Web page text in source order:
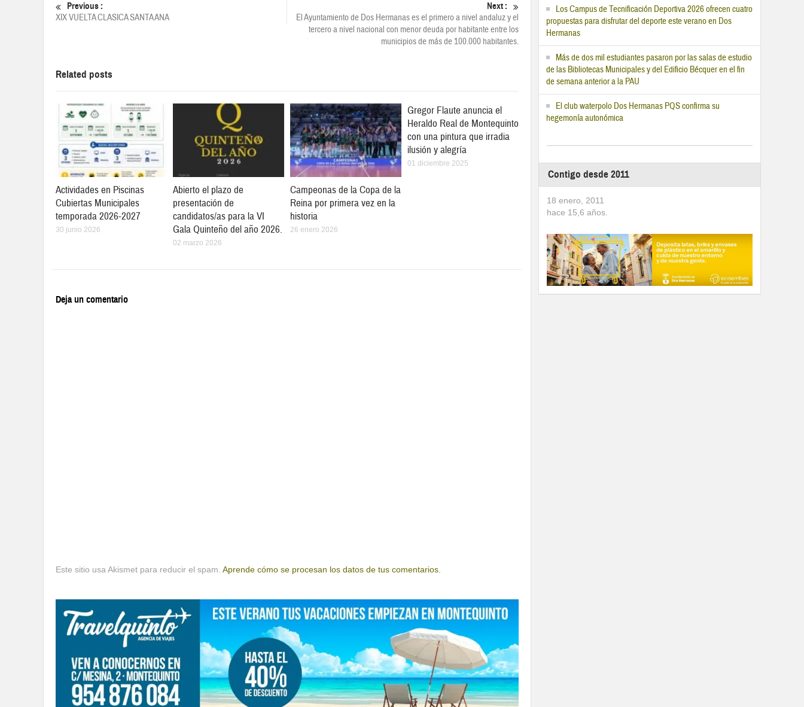
Previous :
XIX VUELTA CLASICA SANTA ANA
Next :
El Ayuntamiento de Dos Hermanas es el primero a nivel andaluz y el
tercero a nivel nacional con menor deuda por habitante entre los
municipios de más de 100.000 habitantes.
Related posts
Actividades en Piscinas
Cubiertas Municipales
temporada 2026-2027
30 junio 2026
Abierto el plazo de
presentación de
candidatos/as para la VI
Gala Quinteño del año 2026.
02 marzo 2026
Campeonas de la Copa de la
Reina por primera vez en la
historia
26 enero 2026
Gregor Flaute anuncia el
Heraldo Real de Montequinto
con una pintura que irradia
ilusión y alegría
01 diciembre 2025
Deja un comentario
Este sitio usa Akismet para reducir el spam. Aprende cómo se procesan los datos de tus comentarios.
Los Campus de Tecnificación Deportiva 2026 ofrecen cuatro
propuestas para disfrutar del deporte este verano en Dos
Hermanas
Más de dos mil estudiantes pasaron por las salas de estudio
de las Bibliotecas Municipales y del Edificio Bécquer en el fin
de semana anterior a la PAU
El club waterpolo Dos Hermanas PQS confirma su
hegemonía autonómica
Contigo desde 2011
18 enero, 2011
hace 15,6 años.